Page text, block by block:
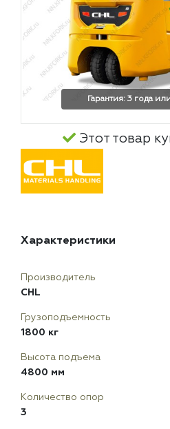
Гарантия: 3 года
Этот товар
Характеристики
Производитель
CHL
Грузоподъемность
1800 кг
Высота подъема
4800 мм
Количество опор
3